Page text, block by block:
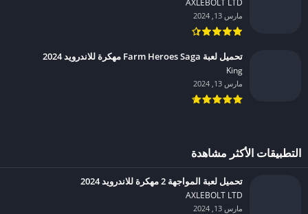
AXLEBOLT LTD‏
مارس 13, 2024
تحميل لعبة Farm Heroes Saga مهكرة للاندرويد 2024
King‏
مارس 13, 2024
التطبيقات الأكثر مشاهدة
تحميل لعبة المواجهة 2 مهكرة للاندرويد 2024
AXLEBOLT LTD‏
مارس 13, 2024